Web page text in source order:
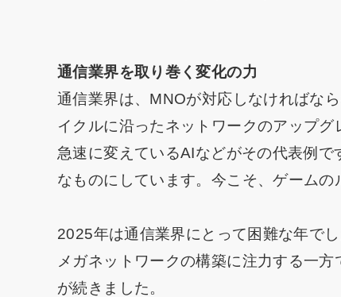
通信業界を取り巻く変化の力
通信業界は、MNOが対応しなければな
イクルに沿ったネットワークのアップ
急速に変えているAIなどがその代表例
なものにしています。今こそ、ゲームの
2025年は通信業界にとって困難な年で
メガネットワークの構築に注力する一
が続きました。